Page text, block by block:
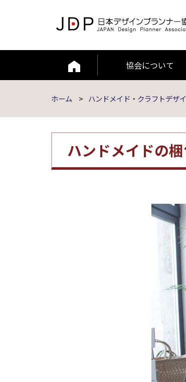
協会について
JAAMP論文
編集者ポリシー
ホーム > ハンドメイド・クラフトデザ
ハンドメイドの